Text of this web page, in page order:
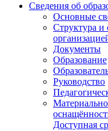
Сведения об
Основные
Структура и
Документы
Образование
Руководство
Доступная